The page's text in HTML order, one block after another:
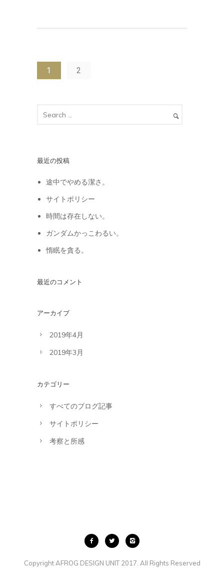
1 2
最近の投稿
途中でやめる潔さ。
サイトポリシー
時間は存在しない。
ガンダムかっこわるい。
惰眠を貪る。
最近のコメント
アーカイブ
2019年4月
2019年3月
カテゴリー
すべてのブログ記事
サイトポリシー
考察と所感
Copyright AFROG DESIGN UNIT 2017. All Rights Reserved